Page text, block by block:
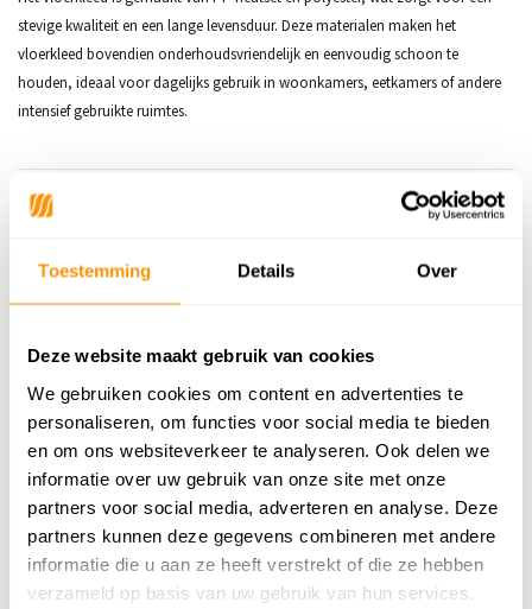
Toestemming Details Over
Deze website maakt gebruik van cookies
We gebruiken cookies om content en advertenties te
personaliseren, om functies voor social media te bieden
en om ons websiteverkeer te analyseren. Ook delen we
informatie over uw gebruik van onze site met onze
partners voor social media, adverteren en analyse. Deze
partners kunnen deze gegevens combineren met andere
informatie die u aan ze heeft verstrekt of die ze hebben
verzameld op basis van uw gebruik van hun services.
stevige kwaliteit en een lange levensduur. Deze materialen maken het
vloerkleed bovendien onderhoudsvriendelijk en eenvoudig schoon te
houden, ideaal voor dagelijks gebruik in woonkamers, eetkamers of andere
intensief gebruikte ruimtes.
Productspecificaties
6152443753785
Materiaal
Materiaal Achterkant 100% Jute
Poolhoogte 12mm
Gewicht 2,05kg/m²
Vloerverwarming Geschikt
Geschikt voor: Binnen of
Binnen